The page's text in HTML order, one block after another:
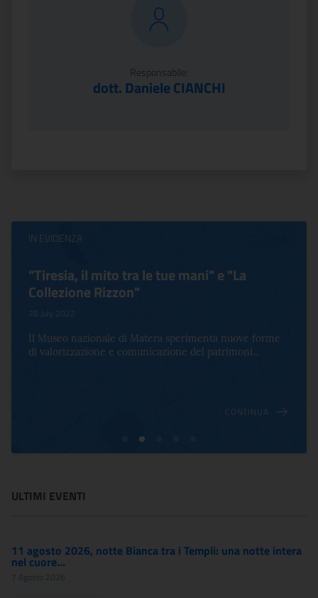
Responsabile:
dott. Daniele CIANCHI
IN EVIDENZA
"Tiresia, il mito tra le tue mani" e "La
Collezione Rizzon"
28 July 2022
Il Museo nazionale di Matera sperimenta nuove forme
di valorizzazione e comunicazione del patrimoni...
CONTINUA
ULTIMI EVENTI
11 agosto 2026, notte Bianca tra i Templi: una notte intera
nel cuore...
7 Agosto 2026